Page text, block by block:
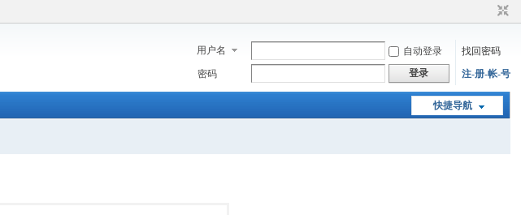
用户名 自动登录
找回密码
密码
登录 注-册-帐-号
快捷导航